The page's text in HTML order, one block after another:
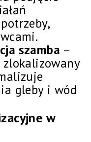
szamba –
gleby i wód
w